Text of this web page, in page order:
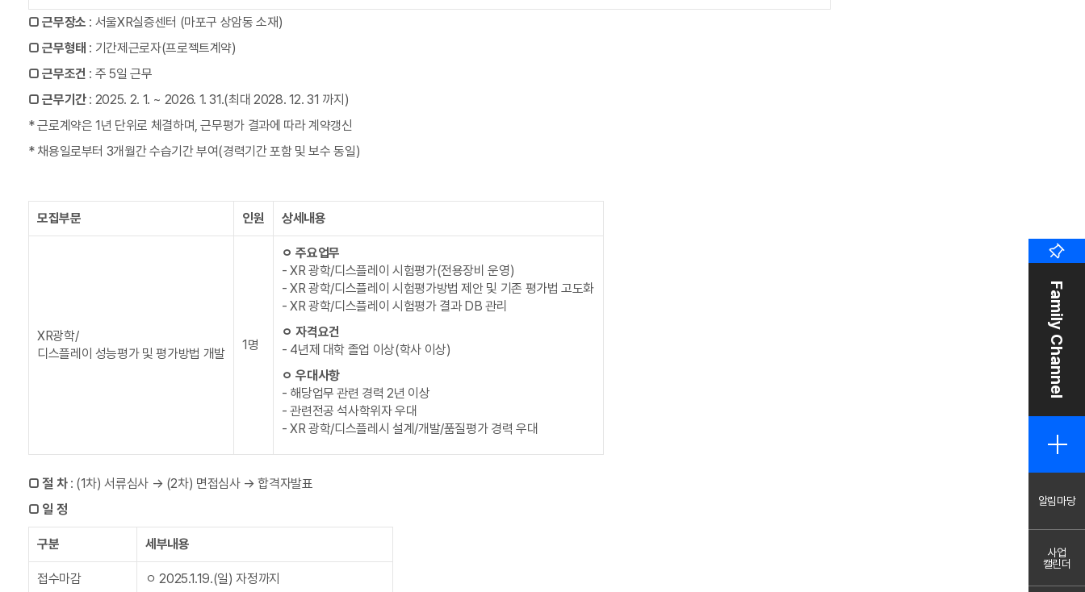
□근무장소 : 서울XR실증센터 (마포구 상암동 소재)
□근무형태 : 기간제근로자(프로젝트계약)
□근무조건 : 주 5일 근무
□근무기간: 2025. 2. 1. ~ 2026. 1. 31.(최대 2028. 12. 31 까지)
* 근로계약은 1년 단위로 체결하며, 근무평가 결과에 따라 계약갱신
* 채용일로부터 3개월간 수습기간 부여(경력기간 포함 및 보수 동일)
모집부문 인원 상세내용
XR광학/
디스플레이 성능평가 및 평가방법 개발
1명
ㅇ 주요업무
- XR 광학/디스플레이 시험평가(전용장비 운영)
- XR 광학/디스플레이 시험평가방법 제안 및 기존 평가법 고도화
- XR 광학/디스플레이 시험평가 결과 DB 관리
ㅇ 자격요건
- 4년제 대학 졸업 이상(학사 이상)
ㅇ 우대사항
- 해당업무 관련 경력 2년 이상
- 관련전공 석사학위자 우대
- XR 광학/디스플레시 설계/개발/품질평가 경력 우대
□절 차: (1차) 서류심사 → (2차) 면접심사 → 합격자발표
□ 일 정
구분 세부내용
접수마감 ㅇ 2025.1.19.(일) 자정까지
Family Channel
알림마당
사업
캘린더